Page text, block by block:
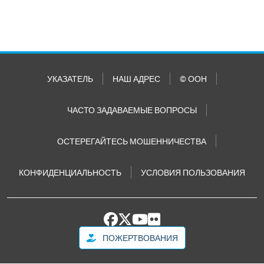
УКАЗАТЕЛЬ НАШ АДРЕС © ООН
ЧАСТО ЗАДАВАЕМЫЕ ВОПРОСЫ
ОСТЕРЕГАЙТЕСЬ МОШЕННИЧЕСТВА
КОНФИДЕНЦИАЛЬНОСТЬ УСЛОВИЯ ПОЛЬЗОВАНИЯ
ПОЖЕРТВОВАНИЯ